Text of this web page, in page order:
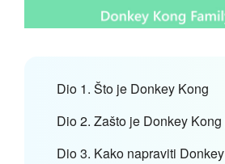
Dio 1. Što je Donkey Kong
Dio 2. Zašto je Donkey
Dio 3. Kako napraviti